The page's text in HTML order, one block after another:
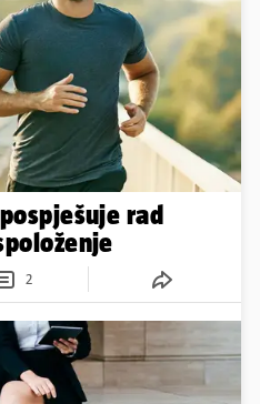
rad
2